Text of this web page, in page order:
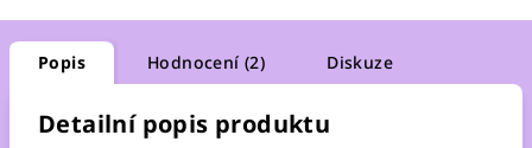
Popis Hodnocení (2) Diskuze
Detailní popis produktu